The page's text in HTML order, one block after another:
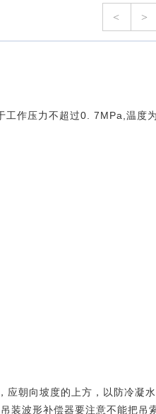
< >
工作压力不超过0. 7MPa,温度
朝向坡度的上方，以防冷凝
装波形补偿器要注意不能把吊